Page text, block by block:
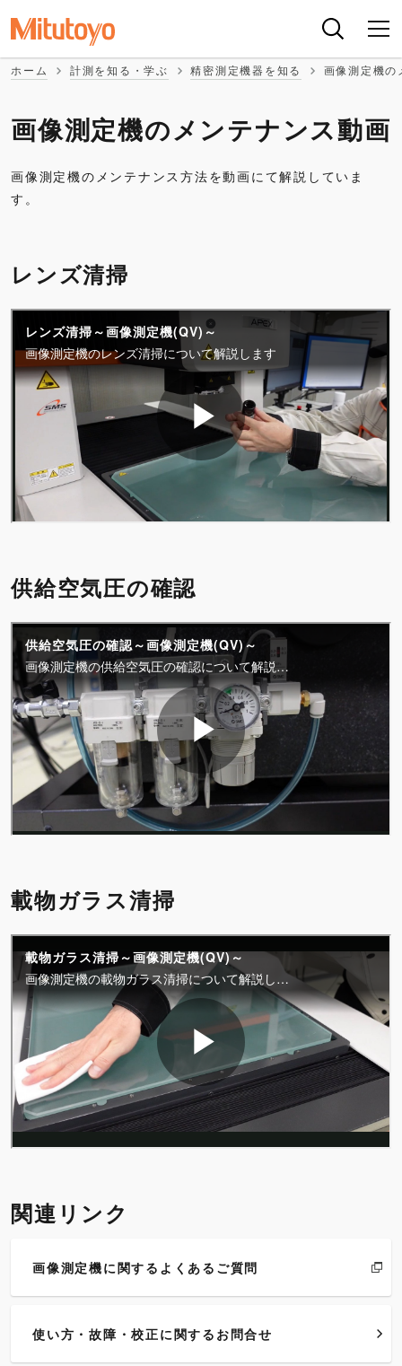
ホーム 計測を知る・学ぶ 精密測定機器を知る 画像測定機の
画像測定機のメンテナンス動画
画像測定機のメンテナンス方法を動画にて解説していま
す。
レンズ清掃
供給空気圧の確認
載物ガラス清掃
関連リンク
画像測定機に関するよくあるご質問
使い方・故障・校正に関するお問合せ